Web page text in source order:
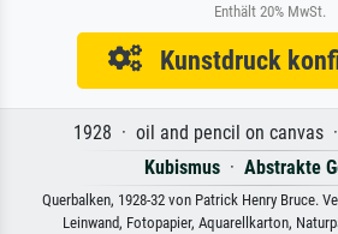
Enthält 20% MwSt.
Kunstdruck
1928 · oil and pencil on canvas
Kubismus · Abstrakte
Querbalken, 1928-32 von Patrick Henry Bruce.
Leinwand, Fotopapier, Aquarellkarton,